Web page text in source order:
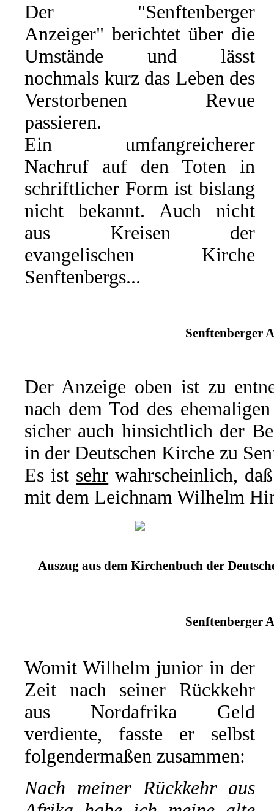
Der "Senftenberger
Anzeiger" berichtet über die
Umstände und lässt
nochmals kurz das Leben des
Verstorbenen Revue
passieren.
Ein umfangreicherer
Nachruf auf den Toten in
schriftlicher Form ist bislang
nicht bekannt. Auch nicht
aus Kreisen der
evangelischen Kirche
Senftenbergs...
Senftenberger
Der Anzeige oben ist zu
nach dem Tod des
sicher auch hinsichtlich der
in der Deutschen Kirche zu
Es ist sehr wahrscheinlich,
mit dem Leichnam Wilhelm
Auszug aus dem Kirchenbuch der
Senftenberger
Womit Wilhelm junior in der
Zeit nach seiner Rückkehr
aus Nordafrika Geld
verdiente, fasste er selbst
folgendermaßen zusammen:
Nach meiner Rückkehr aus